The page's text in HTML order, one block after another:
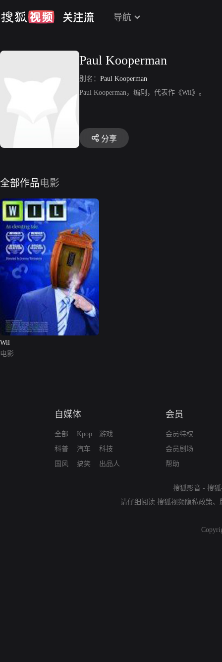
导航
Paul Kooperman
别名： Paul Kooperman
Paul Kooperman，编剧，代表作《Wil》。
分享
全部作品电影
Wil
电影
自媒体
全部
科普
国风
Kpop
汽车
搞笑
游戏
科技
出品人
会员
会员特权
会员剧场
帮助
搜狐影音 - 搜
请仔细阅读 搜狐视频隐私政策、